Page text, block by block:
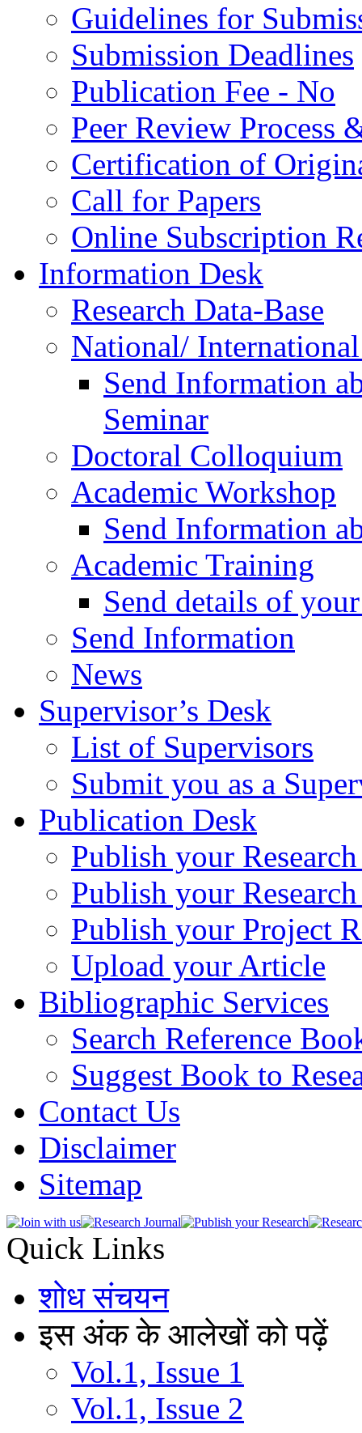
Guidelines for
Submission Deadlines
Publication Fee - No
Peer Review Process
Certification of
Call for Papers
Online Subscription
Information Desk
Research Data-Base
National/
Send Information
Seminar
Doctoral Colloquium
Academic Workshop
Send Information
Academic Training
Send details of
Send Information
News
Supervisor’s Desk
List of Supervisors
Submit you as a
Publication Desk
Publish your
Publish your
Publish your Project
Upload your Article
Bibliographic Services
Search Reference
Suggest Book to
Contact Us
Disclaimer
Sitemap
Quick Links
शोध संचयन
इस अंक के आलेखों को पढ़ें
Vol.1, Issue 1
Vol.1, Issue 2